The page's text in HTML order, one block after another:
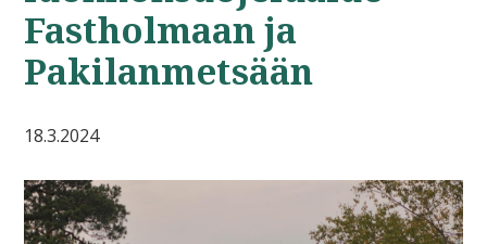
Fastholmaan ja
Pakilanmetsään
18.3.2024